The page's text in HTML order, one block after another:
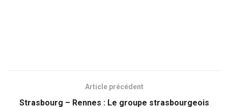
Article précédent
Strasbourg – Rennes : Le groupe strasbourgeois